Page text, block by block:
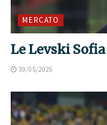
MERCATO
Le Levski
30/05/2026